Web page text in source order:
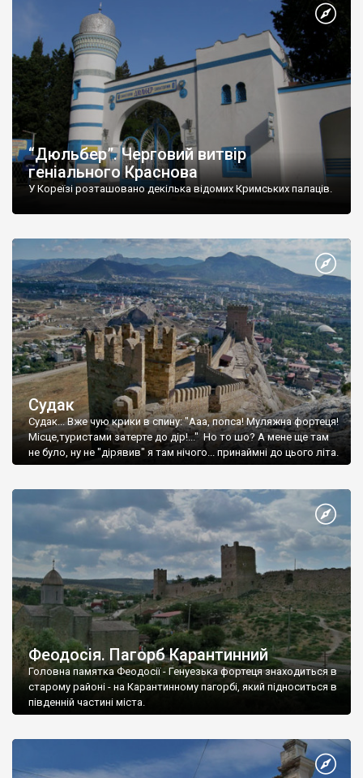
“Дюльбер”. Черговий витвір
геніального Краснова
У Кореїзі розташовано декілька відомих Кримських палаців.
Судак
Судак... Вже чую крики в спину: "Ааа, попса! Муляжна фортеця!
Місце,туристами затерте до дір!..." Но то шо? А мене ще там
не було, ну не "дірявив" я там нічого... принаймні до цього літа.
Феодосія. Пагорб Карантинний
Головна памятка Феодосії - Генуезька фортеця знаходиться в
старому районі - на Карантинному пагорбі, який підноситься в
південній частині міста.